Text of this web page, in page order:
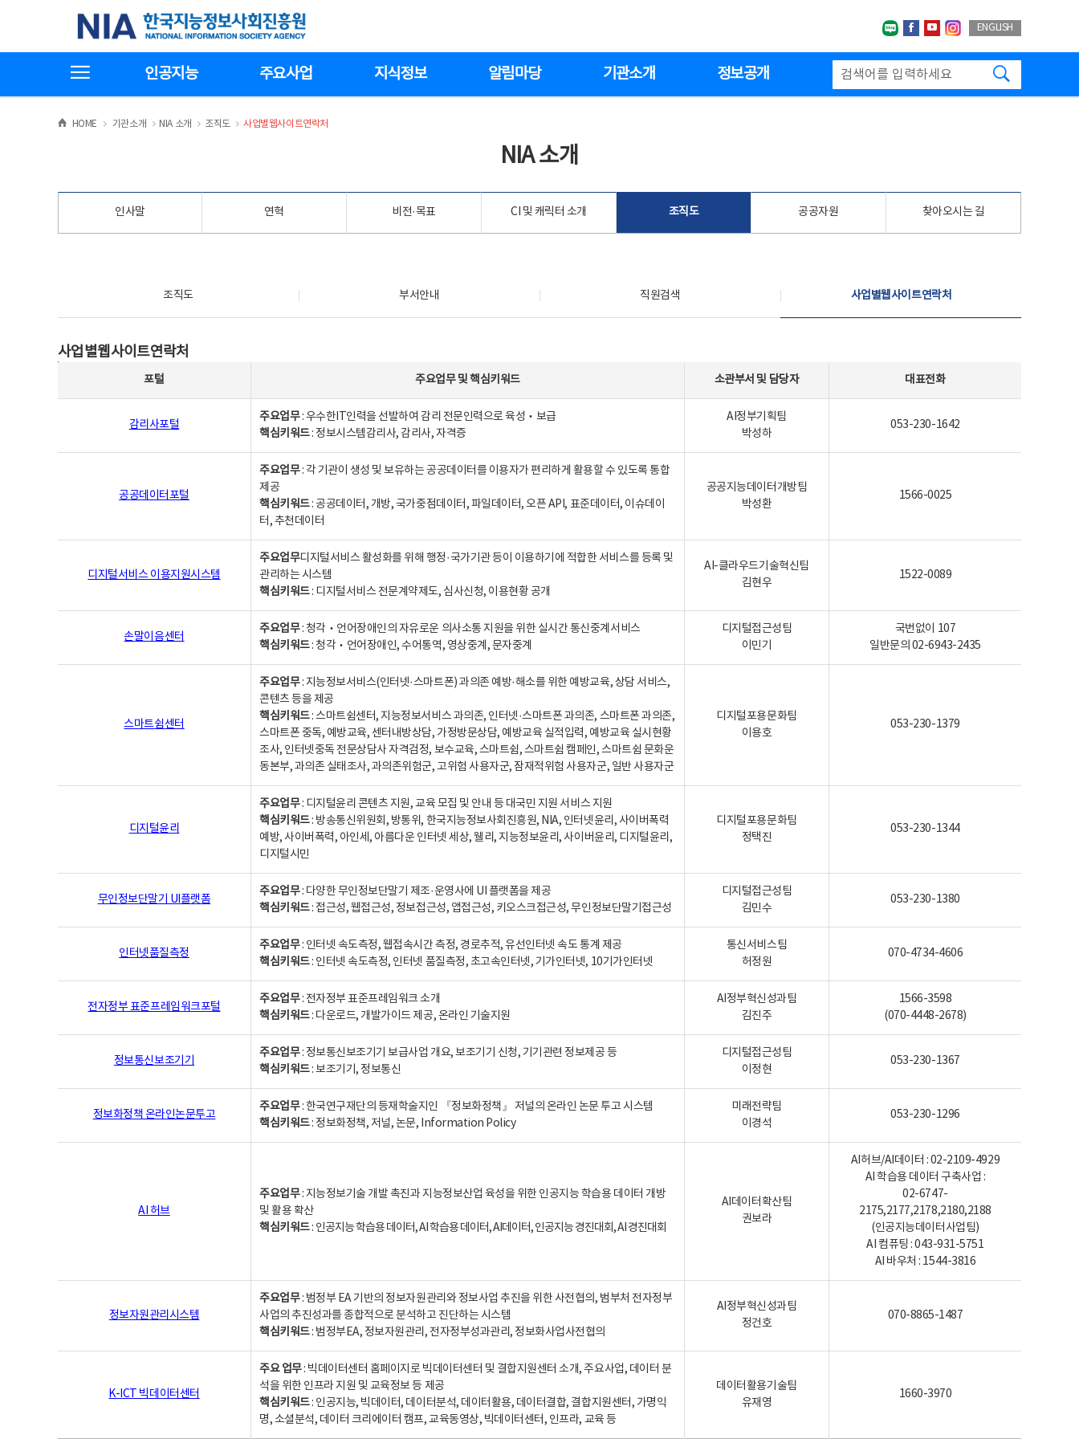
기
한국지능정보사회진흥원
네이버블로그
페이스북
유투브인스타그랩
ENGLISH
인공지능 주요사업 지식정보 알림마당 기관소개 정보공개
HOME >
기관소개 >NIA 소개 >
조직도 >
사업별웹사이트연락처
NIA 소개
인사말 연혁 비전·목표 CI 및 캐릭터 소개 조직도 공공자원 찾아오시는 길
조직도 부서안내 직원검색 사업별웹사이트연락처
사업별웹사이트연락처
포털 주요업무및핵심키워드 소관부서 및 담당자 대표전화
감리사포털
주요업무: 우수한IT인력을 선발하여 감리 전문인력으로 육성‧보급
핵심키워드: 정보시스템감리사, 감리사, 자격증
AI정부기획팀
박성하
053-230-1642
공공데이터포털
주요업무: 각 기관이 생성 및 보유하는 공공데이터를 이용자가 편리하게 활용할 수 있도록 통합
제공
핵심키워드: 공공데이터, 개방, 국가중점데이터, 파일데이터, 오픈 API, 표준데이터, 이슈데이
터, 추천데이터
공공지능데이터개방팀
박성환
1566-0025
디지털서비스 이용지원시스템
주요업무디지털서비스 활성화를 위해 행정·국가기관 등이 이용하기에 적합한 서비스를 등록 및
관리하는 시스템
핵심키워드: 디지털서비스 전문계약제도, 심사신청, 이용현황 공개
AI-클라우드기술혁신팀
김현우
1522-0089
손말이음센터
주요업무: 청각‧언어장애인의 자유로운 의사소통 지원을 위한 실시간 통신중계서비스
핵심키워드: 청각‧언어장애인, 수어통역, 영상중계, 문자중계
디지털접근성팀
이민기
국번없이 107
일반문의 02-6943-2435
스마트쉼센터
주요업무: 지능정보서비스(인터넷·스마트폰) 과의존 예방·해소를 위한 예방교육, 상담 서비스,
콘텐츠 등을 제공
핵심키워드: 스마트쉼센터, 지능정보서비스 과의존, 인터넷·스마트폰 과의존, 스마트폰 과의존,
스마트폰 중독, 예방교육, 센터내방상담, 가정방문상담, 예방교육 실적입력, 예방교육 실시현황
조사, 인터넷중독 전문상담사 자격검정, 보수교육, 스마트쉼, 스마트쉼 캠페인, 스마트쉼 문화운
동본부, 과의존 실태조사, 과의존위험군, 고위험 사용자군, 잠재적위험 사용자군, 일반 사용자군
디지털포용문화팀
이용호
053-230-1379
디지털윤리
주요업무: 디지털윤리 콘텐츠 지원, 교육 모집 및 안내 등 대국민 지원 서비스 지원
핵심키워드: 방송통신위원회, 방통위, 한국지능정보사회진흥원, NIA, 인터넷윤리, 사이버폭력
예방, 사이버폭력, 아인세, 아름다운 인터넷 세상, 웰리, 지능정보윤리, 사이버윤리, 디지털윤리,
디지털시민
디지털포용문화팀
정택진
053-230-1344
무인정보단말기 UI플랫폼
주요업무: 다양한 무인정보단말기 제조·운영사에 UI 플랫폼을 제공
핵심키워드: 접근성, 웹접근성, 정보접근성, 앱접근성, 키오스크접근성, 무인정보단말기접근성
디지털접근성팀
김민수
053-230-1380
인터넷품질측정
주요업무: 인터넷 속도측정, 웹접속시간 측정, 경로추적, 유선인터넷 속도 통계 제공
핵심키워드: 인터넷 속도측정, 인터넷 품질측정, 초고속인터넷, 기가인터넷, 10기가인터넷
통신서비스팀
허정원
070-4734-4606
전자정부 표준프레임워크포털
주요업무: 전자정부 표준프레임워크 소개
핵심키워드: 다운로드, 개발가이드 제공, 온라인 기술지원
AI정부혁신성과팀
김진주
1566-3598
(070-4448-2678)
정보통신보조기기
주요업무: 정보통신보조기기 보급사업 개요, 보조기기 신청, 기기관련 정보제공 등
핵심키워드: 보조기기, 정보통신
디지털접근성팀
이정현
053-230-1367
정보화정책 온라인논문투고
주요업무: 한국연구재단의 등재학술지인 『정보화정책』 저널의 온라인 논문 투고 시스템
핵심키워드: 정보화정책, 저널, 논문, Information Policy
미래전략팀
이경석
053-230-1296
AI 허브
주요업무: 지능정보기술 개발 촉진과 지능정보산업 육성을 위한 인공지능 학습용 데이터 개방
및 활용 확산
핵심키워드: 인공지능 학습용 데이터, AI 학습용 데이터, AI데이터, 인공지능 경진대회, AI 경진대회
AI데이터확산팀
권보라
AI허브/AI데이터 : 02-2109-4929
AI 학습용 데이터 구축사업 :
02-6747-
2175,2177,2178,2180,2188
(인공지능데이터사업팀)
AI 컴퓨팅 : 043-931-5751
AI 바우처 : 1544-3816
정보자원관리시스템
주요업무: 범정부 EA 기반의 정보자원관리와 정보사업 추진을 위한 사전협의, 범부처 전자정부
사업의 추진성과를 종합적으로 분석하고 진단하는 시스템
핵심키워드: 범정부EA, 정보자원관리, 전자정부성과관리, 정보화사업사전협의
AI정부혁신성과팀
정건호
070-8865-1487
K-ICT 빅데이터센터
주요 업무: 빅데이터센터 홈페이지로 빅데이터센터 및 결합지원센터 소개, 주요사업, 데이터 분
석을 위한 인프라 지원 및 교육정보 등 제공
핵심키워드: 인공지능, 빅데이터, 데이터분석, 데이터활용, 데이터결합, 결합지원센터, 가명익
명, 소셜분석, 데이터 크리에이터 캠프, 교육동영상, 빅데이터센터, 인프라, 교육 등
데이터활용기술팀
유재영
1660-3970